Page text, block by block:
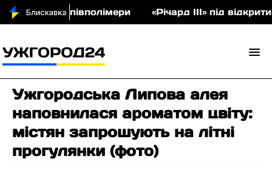
співполімери «Річард ІІІ» під відкритим
Ужгородська Липова алея
наповнилася ароматом цвіту:
містян запрошують на літні
прогулянки (фото)